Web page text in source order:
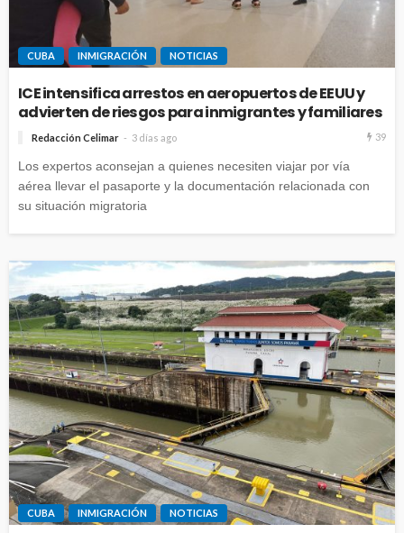
CUBA INMIGRACIÓN NOTICIAS
ICE intensifica arrestos en aeropuertos de EEUU y
advierten de riesgos para inmigrantes y familiares
Redacción Celimar 3 días ago 39
Los expertos aconsejan a quienes necesiten viajar por vía
aérea llevar el pasaporte y la documentación relacionada con
su situación migratoria
CUBA INMIGRACIÓN NOTICIAS